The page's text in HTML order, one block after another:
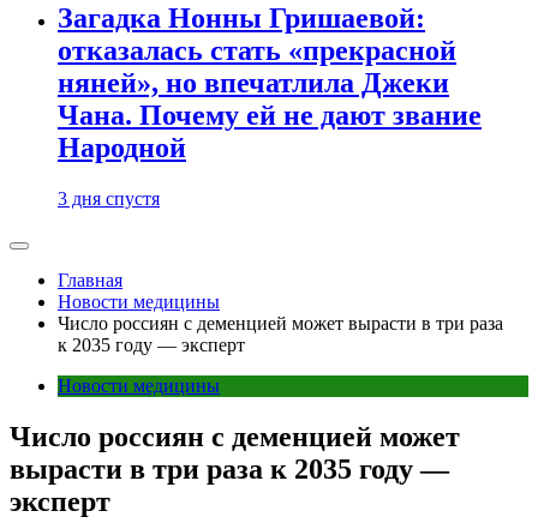
Загадка Нонны Гришаевой:
отказалась стать «прекрасной
няней», но впечатлила Джеки
Чана. Почему ей не дают звание
Народной
3 дня спустя
Главная
Новости медицины
Число россиян с деменцией может вырасти в три раза
к 2035 году — эксперт
Новости медицины
Число россиян с деменцией может
вырасти в три раза к 2035 году —
эксперт